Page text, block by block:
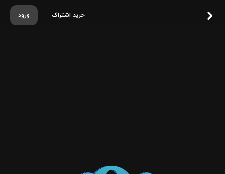
ورود خرید اشتراک